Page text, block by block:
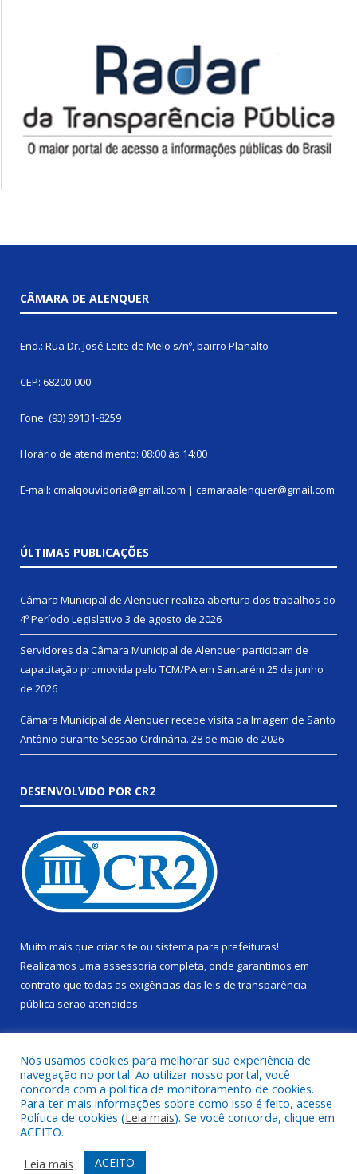
CÂMARA DE ALENQUER
End.: Rua Dr. José Leite de Melo s/nº, bairro Planalto
CEP: 68200-000
Fone: (93) 99131-8259
Horário de atendimento: 08:00 às 14:00
E-mail: cmalqouvidoria@gmail.com | camaraalenquer@gmail.com
ÚLTIMAS PUBLICAÇÕES
Câmara Municipal de Alenquer realiza abertura dos trabalhos do
4º Período Legislativo 3 de agosto de 2026
Servidores da Câmara Municipal de Alenquer participam de
capacitação promovida pelo TCM/PA em Santarém 25 de junho
de 2026
Câmara Municipal de Alenquer recebe visita da Imagem de Santo
Antônio durante Sessão Ordinária. 28 de maio de 2026
DESENVOLVIDO POR CR2
Muito mais que criar site ou sistema para prefeituras!
Realizamos uma assessoria completa, onde garantimos em
contrato que todas as exigências das leis de transparência
pública serão atendidas.
Todos os direitos reservados a Câmara Municipal de Alenquer.
Mapa do Site
Acessar Área Administrativa
Nós usamos cookies para melhorar sua experiência de
navegação no portal. Ao utilizar nosso portal, você
concorda com a política de monitoramento de cookies.
Para ter mais informações sobre como isso é feito, acesse
Política de cookies (Leia mais). Se você concorda, clique em
ACEITO.
Leia mais
ACEITO